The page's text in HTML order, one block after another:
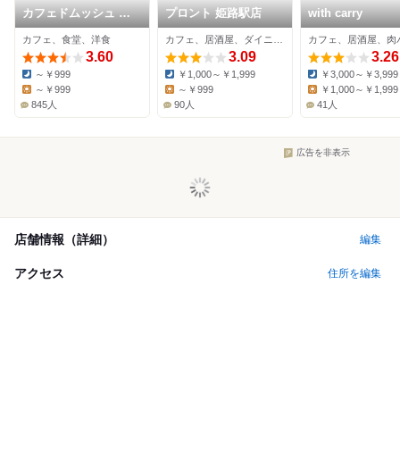
カフェドムッシュ 姫
路店
カフェ、食堂、洋食
3.60
Dinner:
～￥999
～￥999
845人
プロント 姫路駅店
3.09
Dinner:
￥1,000～￥1,999
Lunch:
～￥999
90人
with carry
カフェ、居酒屋、肉
3.26
Dinner:
￥3,000～￥3,999
Lunch:
￥1,000～￥1,999
41人
広告を非表示
店舗情報（詳細） 編集
アクセス 住所を編集